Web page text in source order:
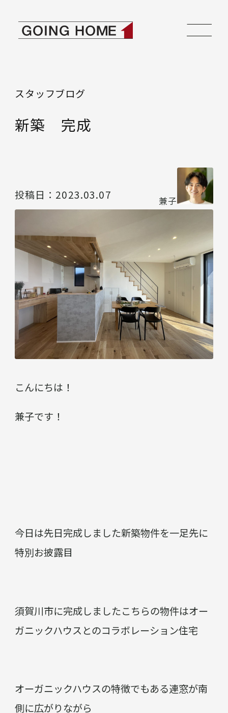
スタッフブログ
新築 完成
投稿日： 2023.03.07 兼子
こんにちは！
兼子です！
今日は先日完成しました新築物件を一足先に
特別お披露目
須賀川市に完成しましたこちらの物件はオー
ガニックハウスとのコラボレーション住宅
オーガニックハウスの特徴でもある連窓が南
側に広がりながら